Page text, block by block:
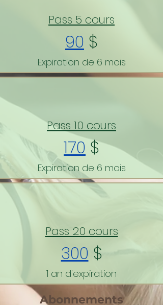
Pass 5 cours
90 $
Expiration de 6 mois
Pass 10 cours
170 $
Expiration de 6 mois
Pass 20 cours
300 $
1 an d'expiration
Abonnements